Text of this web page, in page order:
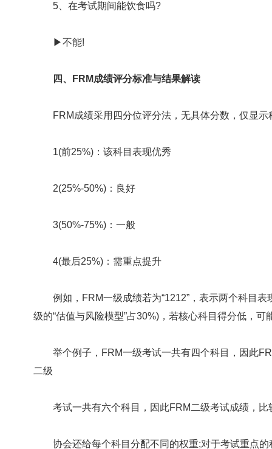
5、在考试期间能饮食吗?
▶不能!
四、FRM成绩评分标准与结果解读
FRM成绩采用四分位评分法，无具体分数，仅显示
1(前25%)：该科目表现优秀
2(25%-50%)：良好
3(50%-75%)：一般
4(最后25%)：需重点提升
例如，FRM一级成绩若为“1212”，表示两个科目表
级的“估值与风险模型”占30%)，若核心科目得分低，可
举个例子，FRM一级考试一共有四个科目，因此
二级
考试一共有六个科目，因此FRM二级考试成绩，比
协会还给每个科目分配不同的权重;对于考试重点的